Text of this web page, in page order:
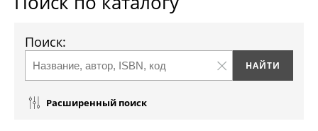
Поиск:
Расширенный поиск